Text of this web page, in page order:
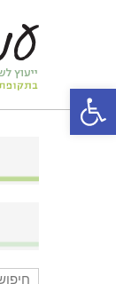
פתח סרגל נגישות